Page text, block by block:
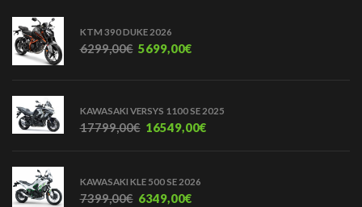
KTM 390 DUKE 2026
6299,00€ 5699,00€
KAWASAKI VERSYS 1100 SE 2025
17799,00€ 16549,00€
KAWASAKI KLE 500 SE 2026
7399,00€ 6349,00€